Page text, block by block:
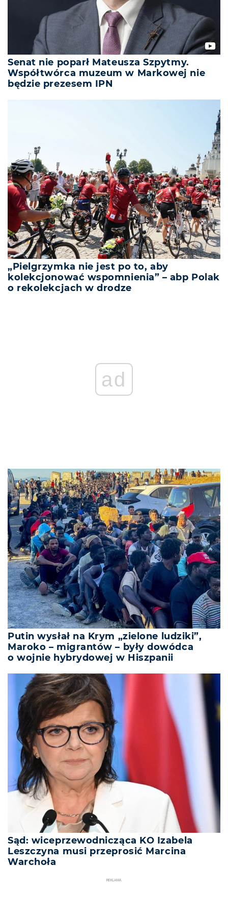
Senat nie poparł Mateusza Szpytmy.
Współtwórca muzeum w Markowej nie
będzie prezesem IPN
„Pielgrzymka nie jest po to, aby
kolekcjonować wspomnienia” – abp Polak
o rekolekcjach w drodze
ad
Putin wysłał na Krym „zielone ludziki”,
Maroko – migrantów – były dowódca
o wojnie hybrydowej w Hiszpanii
Sąd: wiceprzewodnicząca KO Izabela
Leszczyna musi przeprosić Marcina
Warchoła
REKLAMA